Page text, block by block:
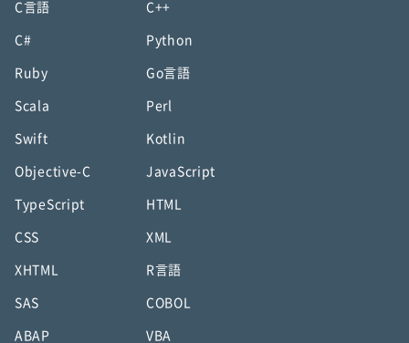
C言語 C++
C# Python
Ruby Go言語
Scala Perl
Swift Kotlin
Objective-C JavaScript
TypeScript HTML
CSS XML
XHTML R言語
SAS COBOL
ABAP VBA